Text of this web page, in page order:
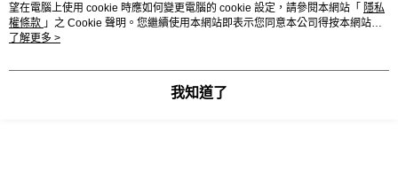
望在電腦上使用 cookie 時應如何變更電腦的 cookie 設定，請參閱本網站「 隱私
權條款 」之 Cookie 聲明。您繼續使用本網站即表示您同意本公司得按本網站使
用條款之 Cookie 聲明使用 cookie。
了解更多 >
我知道了